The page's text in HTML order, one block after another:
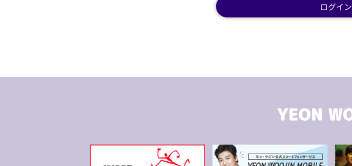
ログイン